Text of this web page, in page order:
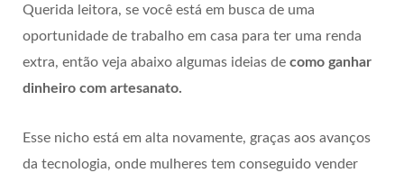
Querida leitora, se você está em busca de uma
oportunidade de trabalho em casa para ter uma renda
extra, então veja abaixo algumas ideias de como ganhar
dinheiro com artesanato.
Esse nicho está em alta novamente, graças aos avanços
da tecnologia, onde mulheres tem conseguido vender